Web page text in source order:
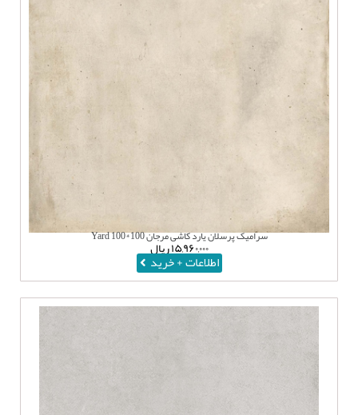
سرامیک پرسلان یارد کاشی مرجان 100*100 Yard
۱۵,۹۶۰,۰۰۰ریال
اطلاعات + خرید